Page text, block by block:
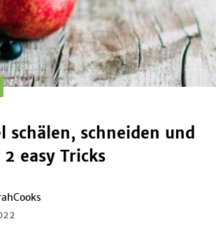
schälen, schneiden und
easy Tricks